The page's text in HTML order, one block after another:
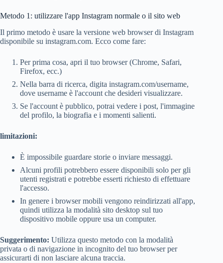
Metodo 1: utilizzare l'app Instagram normale o il sito web
Il primo metodo è usare la versione web browser di Instagram
disponibile su instagram.com. Ecco come fare:
Per prima cosa, apri il tuo browser (Chrome, Safari,
Firefox, ecc.)
Nella barra di ricerca, digita instagram.com/username,
dove username è l'account che desideri visualizzare.
Se l'account è pubblico, potrai vedere i post, l'immagine
del profilo, la biografia e i momenti salienti.
limitazioni:
È impossibile guardare storie o inviare messaggi.
Alcuni profili potrebbero essere disponibili solo per gli
utenti registrati e potrebbe esserti richiesto di effettuare
l'accesso.
In genere i browser mobili vengono reindirizzati all'app,
quindi utilizza la modalità sito desktop sul tuo
dispositivo mobile oppure usa un computer.
Suggerimento: Utilizza questo metodo con la modalità
privata o di navigazione in incognito del tuo browser per
assicurarti di non lasciare alcuna traccia.